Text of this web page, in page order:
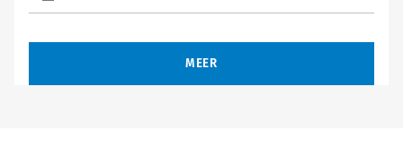
MEER